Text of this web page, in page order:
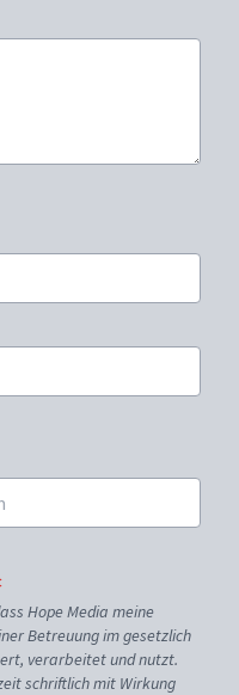
Hope Media meine
Betreuung im gesetzlich
verarbeitet und nutzt.
schriftlich mit Wirkung